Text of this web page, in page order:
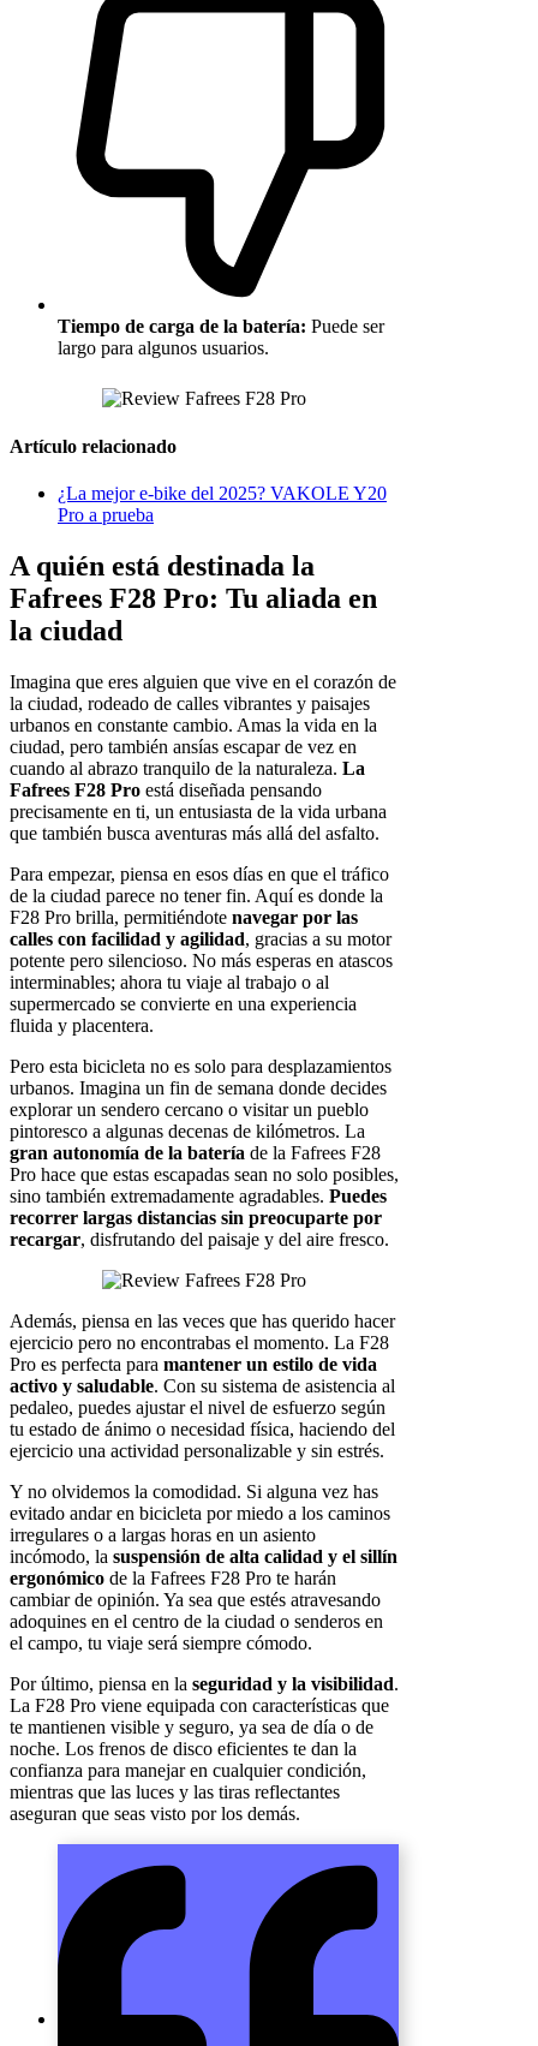
Tiempo de carga de la batería: Puede ser
largo para algunos usuarios.
Artículo relacionado
¿La mejor e-bike del 2025? VAKOLE Y20
Pro a prueba
A quién está destinada la
Fafrees F28 Pro: Tu aliada en
la ciudad
Imagina que eres alguien que vive en el corazón de
la ciudad, rodeado de calles vibrantes y paisajes
urbanos en constante cambio. Amas la vida en la
ciudad, pero también ansías escapar de vez en
cuando al abrazo tranquilo de la naturaleza. La
Fafrees F28 Pro está diseñada pensando
precisamente en ti, un entusiasta de la vida urbana
que también busca aventuras más allá del asfalto.
Para empezar, piensa en esos días en que el tráfico
de la ciudad parece no tener fin. Aquí es donde la
F28 Pro brilla, permitiéndote navegar por las
calles con facilidad y agilidad, gracias a su motor
potente pero silencioso. No más esperas en atascos
interminables; ahora tu viaje al trabajo o al
supermercado se convierte en una experiencia
fluida y placentera.
Pero esta bicicleta no es solo para desplazamientos
urbanos. Imagina un fin de semana donde decides
explorar un sendero cercano o visitar un pueblo
pintoresco a algunas decenas de kilómetros. La
gran autonomía de la batería de la Fafrees F28
Pro hace que estas escapadas sean no solo posibles,
sino también extremadamente agradables. Puedes
recorrer largas distancias sin preocuparte por
recargar, disfrutando del paisaje y del aire fresco.
Además, piensa en las veces que has querido hacer
ejercicio pero no encontrabas el momento. La F28
Pro es perfecta para mantener un estilo de vida
activo y saludable. Con su sistema de asistencia al
pedaleo, puedes ajustar el nivel de esfuerzo según
tu estado de ánimo o necesidad física, haciendo del
ejercicio una actividad personalizable y sin estrés.
Y no olvidemos la comodidad. Si alguna vez has
evitado andar en bicicleta por miedo a los caminos
irregulares o a largas horas en un asiento
incómodo, la suspensión de alta calidad y el sillín
ergonómico de la Fafrees F28 Pro te harán
cambiar de opinión. Ya sea que estés atravesando
adoquines en el centro de la ciudad o senderos en
el campo, tu viaje será siempre cómodo.
Por último, piensa en la seguridad y la visibilidad.
La F28 Pro viene equipada con características que
te mantienen visible y seguro, ya sea de día o de
noche. Los frenos de disco eficientes te dan la
confianza para manejar en cualquier condición,
mientras que las luces y las tiras reflectantes
aseguran que seas visto por los demás.